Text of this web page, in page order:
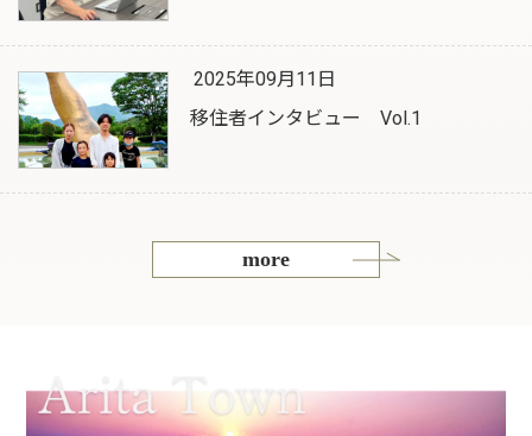
2025年09月11日
移住者インタビュー Vol.1
more